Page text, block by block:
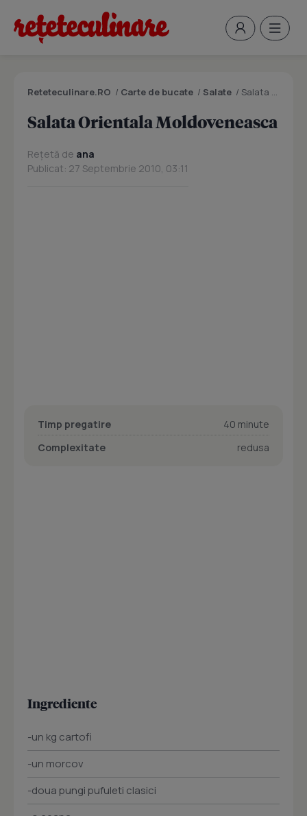
Reteteculinare.RO / Carte de bucate / Salate / Salata Orientala Moldoveneasca
Salata Orientala Moldoveneasca
Rețetă de ana
Publicat: 27 Septembrie 2010, 03:11
Timp pregatire
40 minute
Complexitate
redusa
Ingrediente
-un kg cartofi
-un morcov
-doua pungi pufuleti clasici